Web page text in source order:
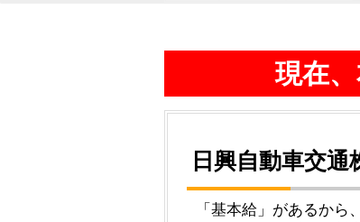
現在
日興自動車交通
「基本給」があるか